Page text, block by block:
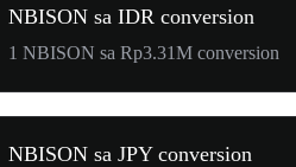
NBISON sa IDR conversion
1 NBISON sa Rp3.31M conversion
NBISON sa JPY conversion